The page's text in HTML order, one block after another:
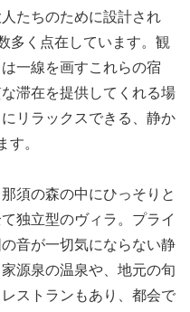
たちのために設計され
多く点在しています。観
一線を画すこれらの宿
滞在を提供してくれる場
リラックスできる、静か
す。
須の森の中にひっそりと
独立型のヴィラ。プライ
音が一切気にならない静
源泉の温泉や、地元の旬
ストランもあり、都会で